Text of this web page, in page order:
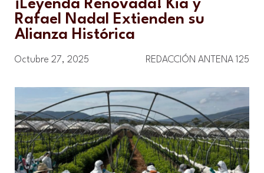
¡Leyenda Renovada! Kia y
Rafael Nadal Extienden su
Alianza Histórica
Octubre 27, 2025 REDACCIÓN ANTENA 125